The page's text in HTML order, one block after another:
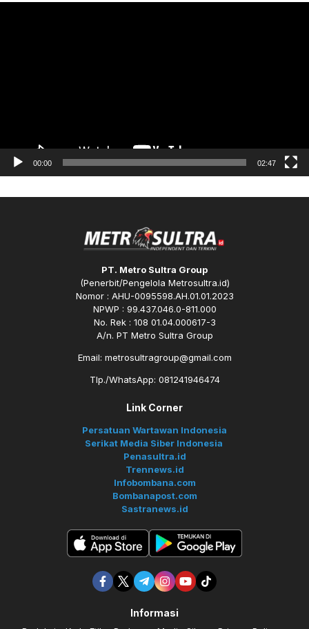
00:00 02:47
PT. Metro Sultra Group
(Penerbit/Pengelola Metrosultra.id)
Nomor : AHU-0095598.AH.01.01.2023
NPWP : 99.437.046.0-811.000
No. Rek : 108 01.04.000617-3
A/n. PT Metro Sultra Group
Email: metrosultragroup@gmail.com
Tlp./WhatsApp: 081241946474
Link Corner
Persatuan Wartawan Indonesia
Serikat Media Siber Indonesia
Penasultra.id
Trennews.id
Infobombana.com
Bombanapost.com
Sastranews.id
Informasi